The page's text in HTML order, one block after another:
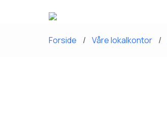
Forside Våre lokalkontor